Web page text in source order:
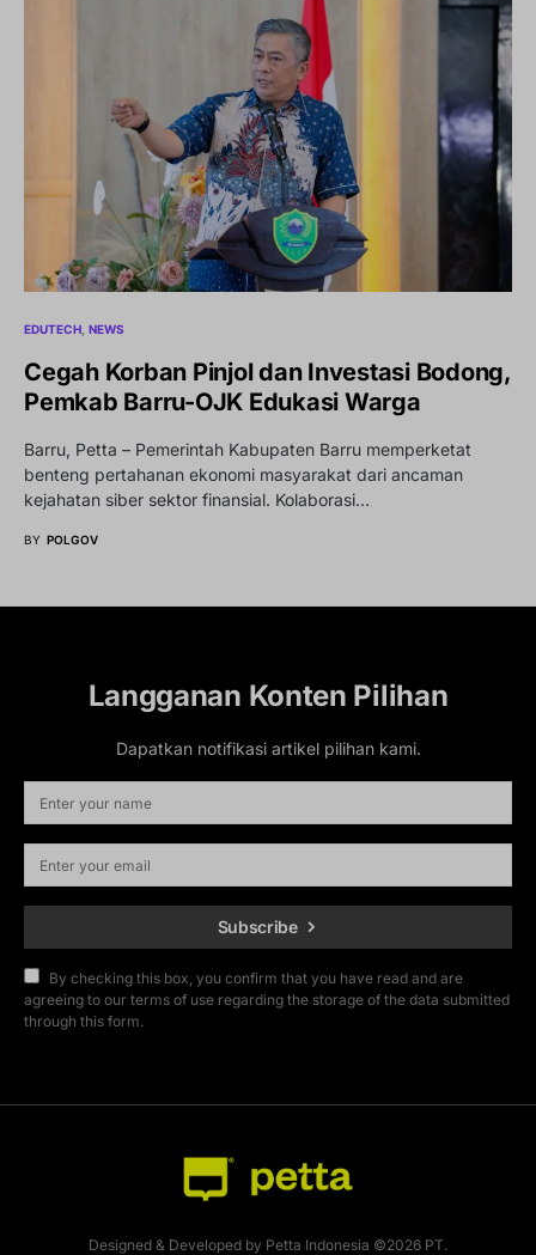
EDUTECH NEWS
Cegah Korban Pinjol dan Investasi Bodong,
Pemkab Barru-OJK Edukasi Warga
Barru, Petta – Pemerintah Kabupaten Barru memperketat
benteng pertahanan ekonomi masyarakat dari ancaman
kejahatan siber sektor finansial. Kolaborasi…
BY POLGOV
Langganan Konten Pilihan
Dapatkan notifikasi artikel pilihan kami.
Subscribe
By checking this box, you confirm that you have read and are
agreeing to our terms of use regarding the storage of the data submitted
through this form.
Designed & Developed by Petta Indonesia ©2026 PT.